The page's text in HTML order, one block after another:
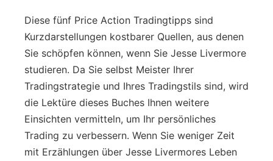
Diese fünf Price Action Tradingtipps sind
Kurzdarstellungen kostbarer Quellen, aus denen
Sie schöpfen können, wenn Sie Jesse Livermore
studieren. Da Sie selbst Meister Ihrer
Tradingstrategie und Ihres Tradingstils sind, wird
die Lektüre dieses Buches Ihnen weitere
Einsichten vermitteln, um Ihr persönliches
Trading zu verbessern. Wenn Sie weniger Zeit
mit Erzählungen über Jesse Livermores Leben